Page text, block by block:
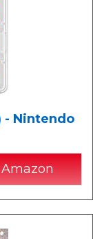
- Nintendo